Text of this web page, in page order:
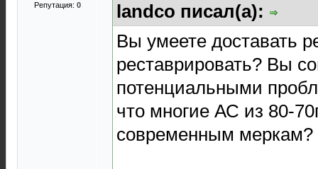
Репутация: 0
landco писал(а):
Вы умеете доставать
реставрировать? Вы
потенциальными
что многие АС из 80-
современным меркам?